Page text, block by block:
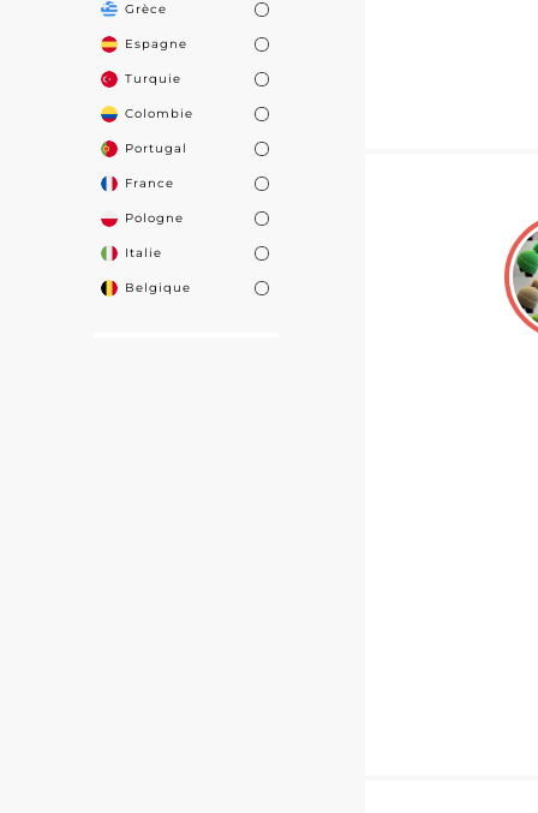
Grèce
Espagne
Turquie
Colombie
Portugal
France
Pologne
Italie
Belgique